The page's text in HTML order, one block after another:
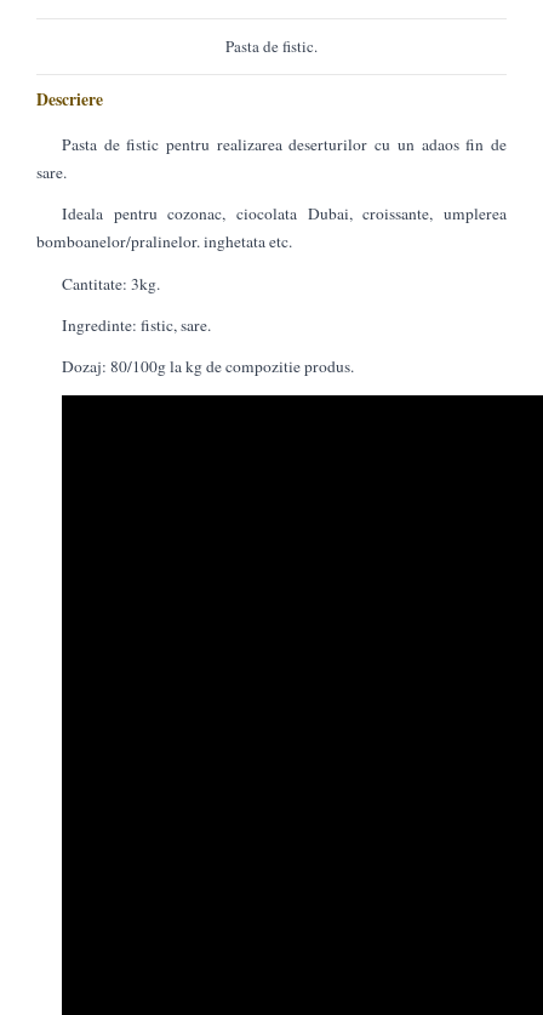
Pasta de fistic.
Descriere
Pasta de fistic pentru realizarea deserturilor cu un adaos fin de
sare.
Ideala pentru cozonac, ciocolata Dubai, croissante, umplerea
bomboanelor/pralinelor. inghetata etc.
Cantitate: 3kg.
Ingredinte: fistic, sare.
Dozaj: 80/100g la kg de compozitie produs.